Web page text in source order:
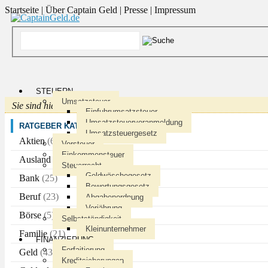
Startseite | Über Captain Geld | Presse | Impressum
STEUERN
Umsatzsteuer
Einfuhrumsatzsteuer
Umsatzsteuervoranmeldung
Umsatzsteuergesetz
Vorsteuer
Einkommensteuer
Steuerrecht
Geldwäschegesetz
Bewertungsgesetz
Abgabenordnung
Verjährung
Selbstständigkeit
Kleinunternehmer
FINANZIERUNG
Forfaitierung
Kreditsicherungen
Sie sind hier
RATGEBER KATEGORIEN
Aktien(6)
Ausland
Bank (25)
Beruf(23)
Börse(5)
Familie (21)
Geld (43)